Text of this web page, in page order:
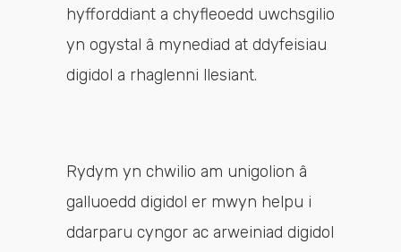
hyfforddiant a chyfleoedd uwchsgilio
yn ogystal â mynediad at ddyfeisiau
digidol a rhaglenni llesiant.
Rydym yn chwilio am unigolion â
galluoedd digidol er mwyn helpu i
ddarparu cyngor ac arweiniad digidol